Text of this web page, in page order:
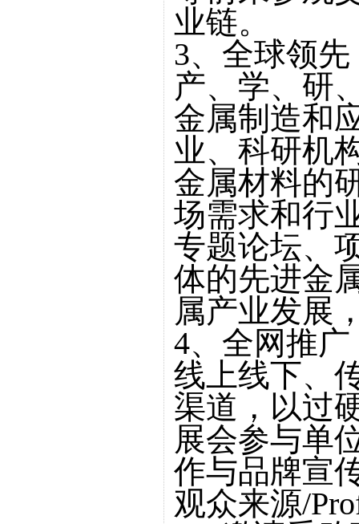
业链。
3、全球领
产、学、研
金属制造和
业、科研机
金属材料的
场需求和行
专题论坛、
体的先进金
属产业发展
4、全网推
线上线下、
渠道，以过
展会参与单
作与品牌宣
观众来源/